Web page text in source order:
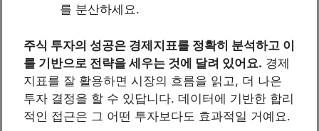
를 분산하세요.
주식 투자의 성공은 경제지표를 정확히 분석하고 이
를 기반으로 전략을 세우는 것에 달려 있어요. 경제
지표를 잘 활용하면 시장의 흐름을 읽고, 더 나은
투자 결정을 할 수 있답니다. 데이터에 기반한 합리
적인 접근은 그 어떤 투자보다도 효과적일 거예요.